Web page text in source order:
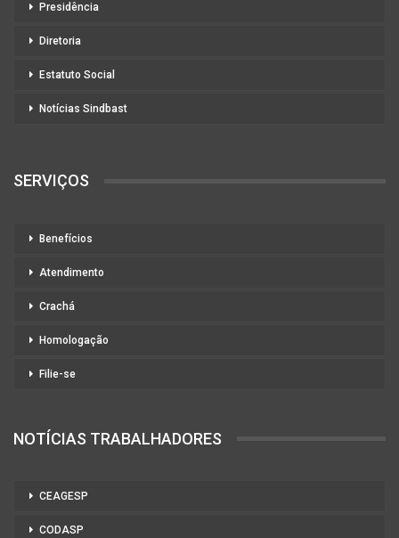
Presidência
Diretoria
Estatuto Social
Notícias Sindbast
SERVIÇOS
Benefícios
Atendimento
Crachá
Homologação
Filie-se
NOTÍCIAS TRABALHADORES
CEAGESP
CODASP